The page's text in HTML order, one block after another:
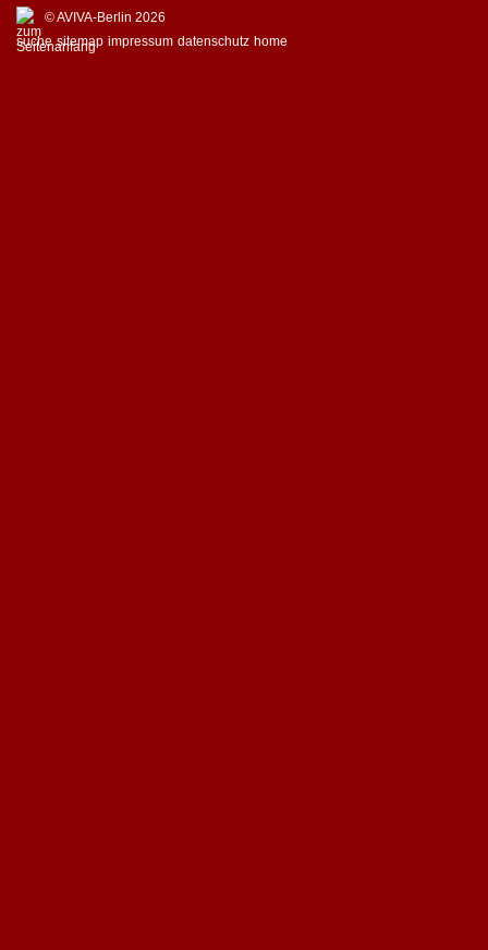
© AVIVA-Berlin 2026
suche sitemap impressum datenschutz home